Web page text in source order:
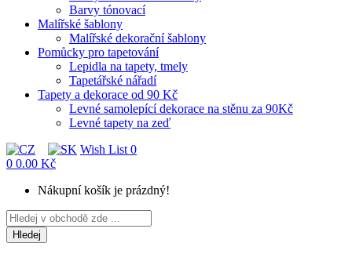
Barvy tónovací
Malířské šablony
Malířské dekorační šablony
Pomůcky pro tapetování
Lepidla na tapety, tmely
Tapetářské nářadí
Tapety a dekorace od 90 Kč
Levné samolepící dekorace na stěnu za 90Kč
Levné tapety na zeď
Wish List 0
0 0.00 Kč
Nákupní košík je prázdný!
Hledej